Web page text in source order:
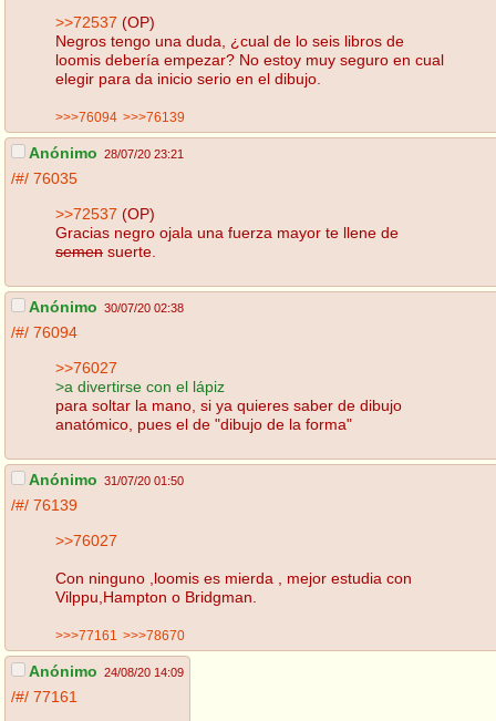
>>72537 (OP)
Negros tengo una duda, ¿cual de lo seis libros de
loomis debería empezar? No estoy muy seguro en cual
elegir para da inicio serio en el dibujo.
>>>76094 >>>76139
Anónimo 28/07/20 23:21
/#/ 76035
>>72537 (OP)
Gracias negro ojala una fuerza mayor te llene de
semen suerte.
Anónimo 30/07/20 02:38
/#/ 76094
>>76027
>a divertirse con el lápiz
para soltar la mano, si ya quieres saber de dibujo
anatómico, pues el de "dibujo de la forma"
Anónimo 31/07/20 01:50
/#/ 76139
>>76027
Con ninguno ,loomis es mierda , mejor estudia con
Vilppu,Hampton o Bridgman.
>>>77161 >>>78670
Anónimo 24/08/20 14:09
/#/ 77161